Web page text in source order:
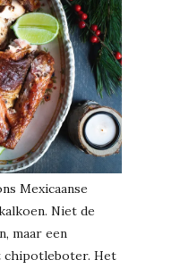
Mexicaanse
Niet de
maar een
chipotleboter. Het